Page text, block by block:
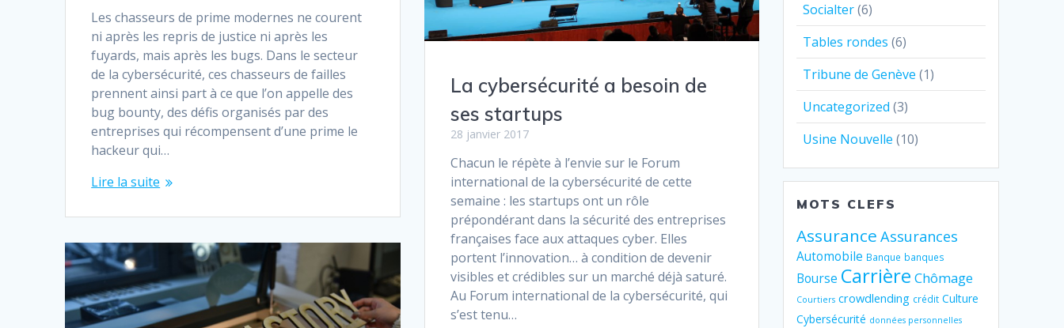
Les chasseurs de prime modernes ne courent
ni après les repris de justice ni après les
fuyards, mais après les bugs. Dans le secteur
de la cybersécurité, ces chasseurs de failles
prennent ainsi part à ce que l’on appelle des
bug bounty, des défis organisés par des
entreprises qui récompensent d’une prime le
hackeur qui…
Lire la suite
La cybersécurité a besoin de
ses startups
28 janvier 2017
Chacun le répète à l’envie sur le Forum
international de la cybersécurité de cette
semaine : les startups ont un rôle
prépondérant dans la sécurité des entreprises
françaises face aux attaques cyber. Elles
portent l’innovation… à condition de devenir
visibles et crédibles sur un marché déjà saturé.
Au Forum international de la cybersécurité, qui
s’est tenu…
Socialter(6)
Tables rondes (6)
Tribune de Genève (1)
Uncategorized (3)
Usine Nouvelle (10)
MOTS CLEFS
Assurance Assurances
Automobile Banque banques
Bourse Carrière Chômage
Courtiers crowdlending crédit Culture
Cybersécurité données personnelles